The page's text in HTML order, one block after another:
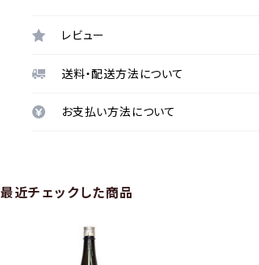
レビュー
送料・配送方法について
お支払い方法について
最近チェックした商品